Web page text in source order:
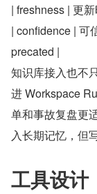
| freshness | 更
| confidence | 可
precated |
知识库接入也不
进 Workspace
单和事故复盘更
入长期记忆，但
工具设计